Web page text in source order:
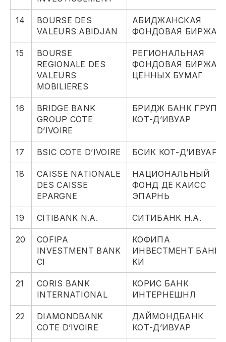
14
BOURSE DES
VALEURS ABIDJAN
АБИДЖАНСКАЯ
ФОНДОВАЯ БИРЖА
15
BOURSE
REGIONALE DES
VALEURS
MOBILIERES
РЕГИОНАЛЬНАЯ
ФОНДОВАЯ БИРЖА
ЦЕННЫХ БУМАГ
16
BRIDGE BANK
GROUP COTE
D’IVOIRE
БРИДЖ БАНК ГРУП
КОТ-Д’ИВУАР
17 BSIC COTE D’IVOIRE БСИК КОТ-Д’ИВУАР
18
CAISSE NATIONALE
DES CAISSE
EPARGNE
НАЦИОНАЛЬНЫЙ
ФОНД ДЕ КАИСС
ЭПАРНЬ
19 CITIBANK N.A. СИТИБАНК Н.А.
20
COFIPA
INVESTMENT BANK
CI
КОФИПА
ИНВЕСТМЕНТ БАНК
КИ
21
CORIS BANK
INTERNATIONAL
КОРИС БАНК
ИНТЕРНЕШНЛ
22
DIAMONDBANK
COTE D’IVOIRE
ДАЙМОНДБАНК
КОТ-Д’ИВУАР